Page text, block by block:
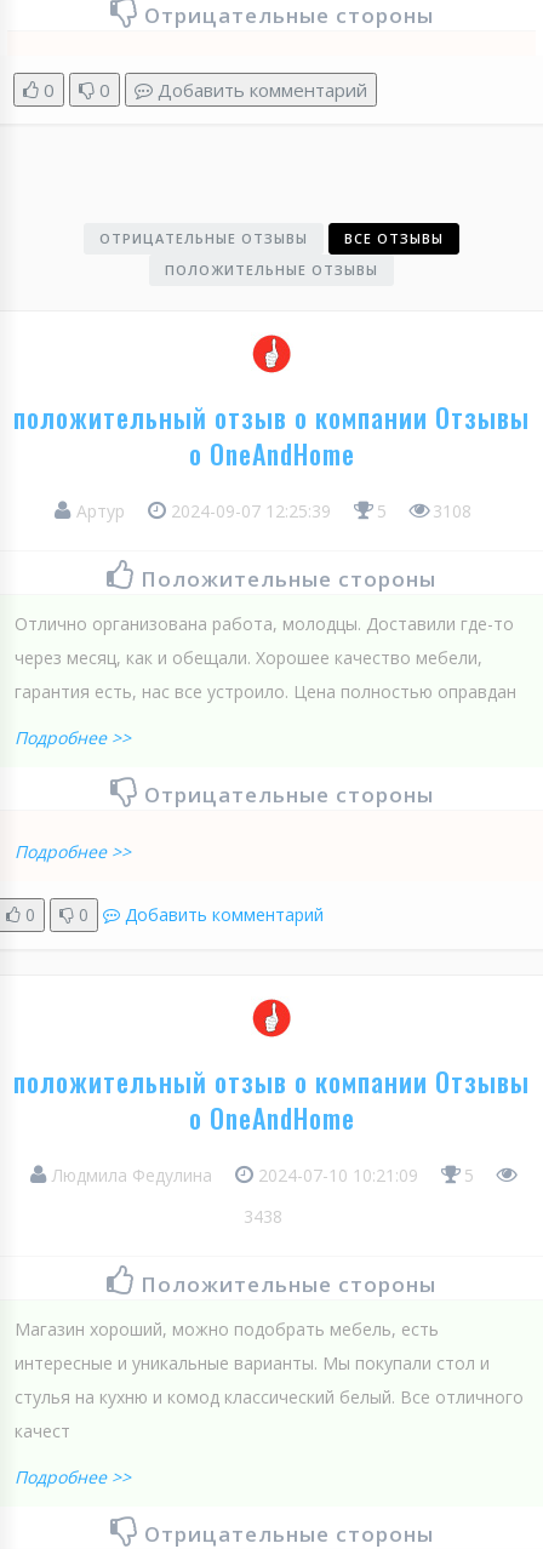
Отрицательные стороны
0 0 Добавить комментарий
ОТРИЦАТЕЛЬНЫЕ ОТЗЫВЫ
ВСЕ ОТЗЫВЫ
ПОЛОЖИТЕЛЬНЫЕ ОТЗЫВЫ
положительный отзыв о компании Отзывы
о OneAndHome
Артур 2024-09-07 12:25:39 5 3108
Положительные стороны
Отлично организована работа, молодцы. Доставили где-то
через месяц, как и обещали. Хорошее качество мебели,
гарантия есть, нас все устроило. Цена полностью оправдан
Подробнее >>
Отрицательные стороны
Подробнее >>
0 0 Добавить комментарий
положительный отзыв о компании Отзывы
о OneAndHome
Людмила Федулина 2024-07-10 10:21:09
5
3438
Положительные стороны
Магазин хороший, можно подобрать мебель, есть
интересные и уникальные варианты. Мы покупали стол и
стулья на кухню и комод классический белый. Все отличного
качест
Подробнее >>
Отрицательные стороны